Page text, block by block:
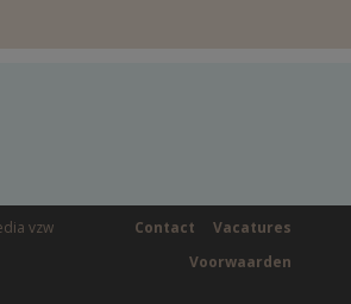
vzw Vacatures
Contact
Voorwaarden